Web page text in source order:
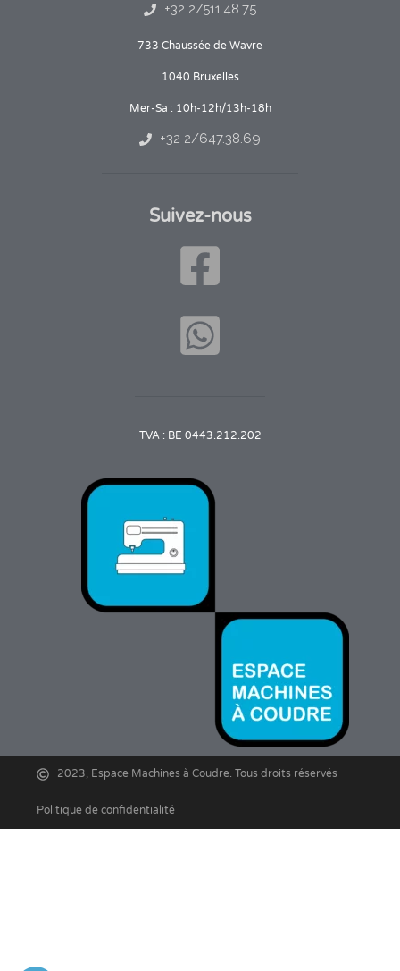
+32 2/511.48.75
733 Chaussée de Wavre
1040 Bruxelles
Mer-Sa : 10h-12h/13h-18h
+32 2/647.38.69
Suivez-nous
TVA : BE 0443.212.202
2023, Espace Machines à Coudre. Tous droits réservés
Politique de confidentialité